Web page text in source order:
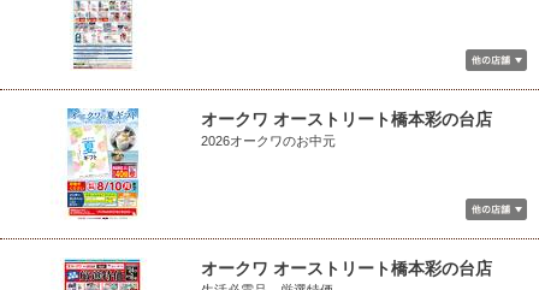
オークワ オーストリート橋本彩の台店
2026オークワのお中元
オークワ オーストリート橋本彩の台店